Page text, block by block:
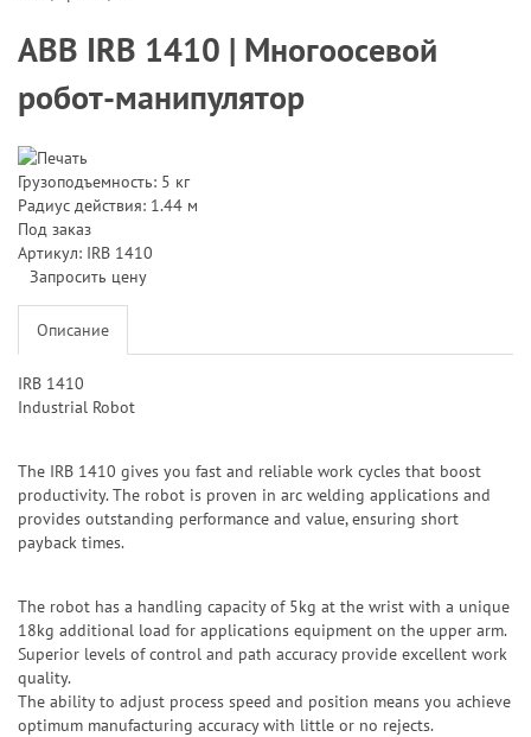
ABB IRB 1410 | Многоосевой
робот-манипулятор
Грузоподъемность: 5 кг
Радиус действия: 1.44 м
Под заказ
Артикул: IRB 1410
Запросить цену
Описание
IRB 1410
Industrial Robot
The IRB 1410 gives you fast and reliable work cycles that boost
productivity. The robot is proven in arc welding applications and
provides outstanding performance and value, ensuring short
payback times.
The robot has a handling capacity of 5kg at the wrist with a unique
18kg additional load for applications equipment on the upper arm.
Superior levels of control and path accuracy provide excellent work
quality.
The ability to adjust process speed and position means you achieve
optimum manufacturing accuracy with little or no rejects.